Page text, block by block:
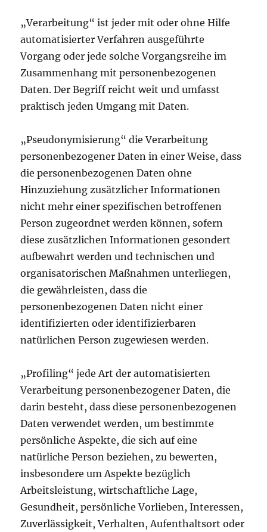
„Verarbeitung“ ist jeder mit oder ohne Hilfe
automatisierter Verfahren ausgeführte
Vorgang oder jede solche Vorgangsreihe im
Zusammenhang mit personenbezogenen
Daten. Der Begriff reicht weit und umfasst
praktisch jeden Umgang mit Daten.
„Pseudonymisierung“ die Verarbeitung
personenbezogener Daten in einer Weise, dass
die personenbezogenen Daten ohne
Hinzuziehung zusätzlicher Informationen
nicht mehr einer spezifischen betroffenen
Person zugeordnet werden können, sofern
diese zusätzlichen Informationen gesondert
aufbewahrt werden und technischen und
organisatorischen Maßnahmen unterliegen,
die gewährleisten, dass die
personenbezogenen Daten nicht einer
identifizierten oder identifizierbaren
natürlichen Person zugewiesen werden.
„Profiling“ jede Art der automatisierten
Verarbeitung personenbezogener Daten, die
darin besteht, dass diese personenbezogenen
Daten verwendet werden, um bestimmte
persönliche Aspekte, die sich auf eine
natürliche Person beziehen, zu bewerten,
insbesondere um Aspekte bezüglich
Arbeitsleistung, wirtschaftliche Lage,
Gesundheit, persönliche Vorlieben, Interessen,
Zuverlässigkeit, Verhalten, Aufenthaltsort oder